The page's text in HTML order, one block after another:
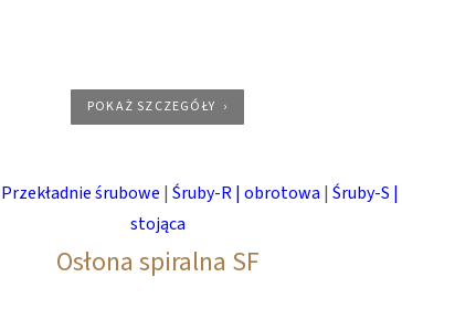
POKAŻ SZCZEGÓŁY
Przekładnie śrubowe |Śruby-R | obrotowa |Śruby-S |
stojąca
Osłona spiralna SF